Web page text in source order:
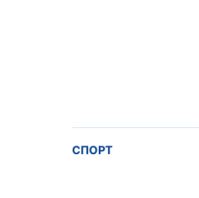
СПОРТ